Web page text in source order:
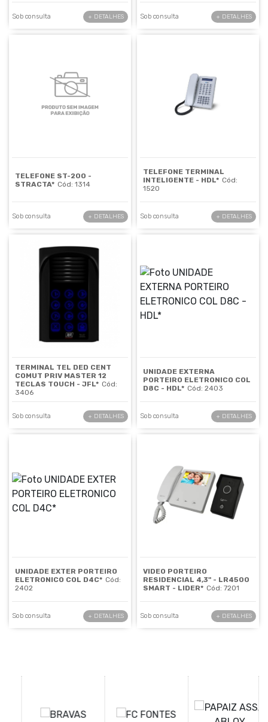
Sob consulta + DETALHES Sob consulta + DETALHES
TELEFONE ST-200 -
STRACTA* Cód: 1314
Sob consulta + DETALHES
TELEFONE TERMINAL
INTELIGENTE - HDL* Cód:
1520
Sob consulta + DETALHES
TERMINAL TEL DED CENT
COMUT PRIV MASTER 12
TECLAS TOUCH - JFL* Cód:
3406
Sob consulta + DETALHES
UNIDADE EXTERNA
PORTEIRO ELETRONICO COL
D8C - HDL* Cód: 2403
Sob consulta + DETALHES
UNIDADE EXTER PORTEIRO
ELETRONICO COL D4C* Cód:
2402
Sob consulta + DETALHES
VIDEO PORTEIRO
RESIDENCIAL 4,3" - LR4500
SMART - LIDER* Cód: 7201
Sob consulta + DETALHES